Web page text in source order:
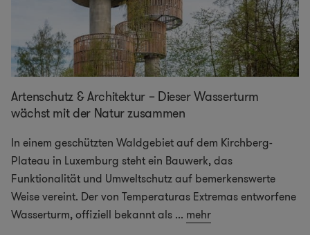
Artenschutz & Architektur – Dieser Wasserturm
wächst mit der Natur zusammen
In einem geschützten Waldgebiet auf dem Kirchberg-
Plateau in Luxemburg steht ein Bauwerk, das
Funktionalität und Umweltschutz auf bemerkenswerte
Weise vereint. Der von Temperaturas Extremas entworfene
Wasserturm, offiziell bekannt als ... mehr